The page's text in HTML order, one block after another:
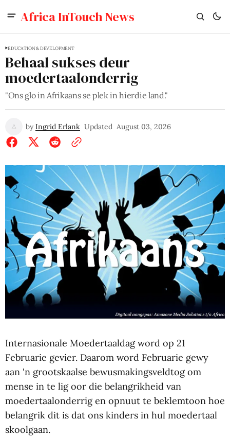
Africa InTouch News
EDUCATION & DEVELOPMENT
Behaal sukses deur
moedertaalonderrig
"Ons glo in Afrikaans se plek in hierdie land."
by Ingrid Erlank Updated August 03, 2026
Internasionale Moedertaaldag word op 21
Februarie gevier. Daarom word Februarie gewy
aan 'n grootskaalse bewusmakingsveldtog om
mense in te lig oor die belangrikheid van
moedertaalonderrig en opnuut te beklemtoon hoe
belangrik dit is dat ons kinders in hul moedertaal
skoolgaan.